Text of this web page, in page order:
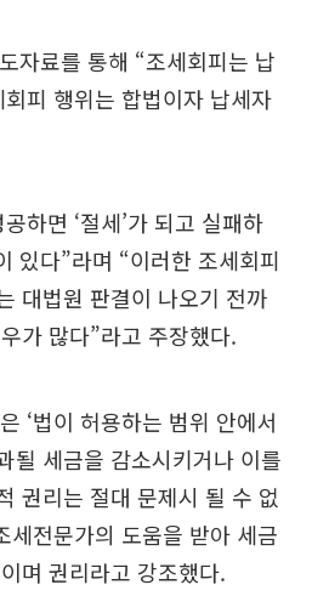
자료를 통해 “조세회피는 납
피 행위는 합법이자 납세자
하면 ‘절세’가 되고 실패하
있다”라며 “이러한 조세회피
대법원 판결이 나오기 전까
가 많다”라고 주장했다.
‘법이 허용하는 범위 안에서
될 세금을 감소시키거나 이를
권리는 절대 문제시 될 수 없
세전문가의 도움을 받아 세금
며 권리라고 강조했다.